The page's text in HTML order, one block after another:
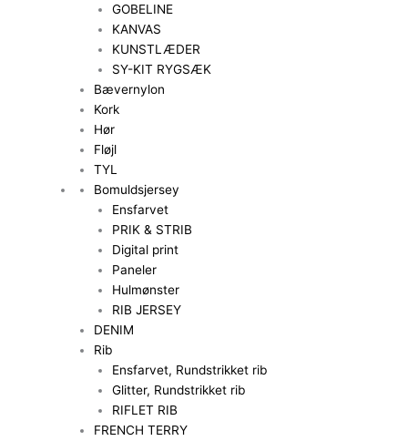
GOBELINE
KANVAS
KUNSTLÆDER
SY-KIT RYGSÆK
Bævernylon
Kork
Hør
Fløjl
TYL
Bomuldsjersey
Ensfarvet
PRIK & STRIB
Digital print
Paneler
Hulmønster
RIB JERSEY
DENIM
Rib
Ensfarvet, Rundstrikket rib
Glitter, Rundstrikket rib
RIFLET RIB
FRENCH TERRY